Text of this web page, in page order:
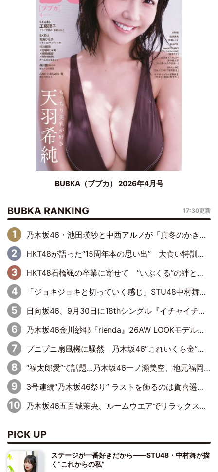
BUBKA（ブブカ） 2026年4月号
BUBKA RANKING 17:30更新
乃木坂46・池田瑛紗と中西アルノが「真冬のかき氷」騒動で火花散らす！ 因縁の裏にあるのは、逆境をともに“凌”ぐ似た者同士の絆
HKT48が語った“15周年本の思い出” 大食い特訓・守護霊企画・制服グラビア…盛りだくさんの裏話
HKT48石橋颯の卒業に寄せて “いぶくる”の絆と後輩・龍頭綺音の決意
「ジョキジョキと切っていく感じ」STU48中村舞、新しい挑戦は自らの手で
日向坂46、9月30日に18thシングル『イチャイチャ虫』の発売決定！ フォーメーションは『日向坂で会いましょう』にて発表
乃木坂46金川紗耶『rienda』26AW LOOKモデルに就任
プニプニ扇風機に騒然 乃木坂46“これいくら金”延長中は今回もわちゃわちゃ全開
“福太郎愛”で話題…乃木坂46一ノ瀬美空、地元福岡『めんべい25周年トップサポーター』に就任
3号連続“乃木坂46祭り” ラストを飾るのは賀喜遥香…5年ぶりの登場に「5年分大人になった私を見ていただけたら」
乃木坂46五百城茉央、ルームウエアでリラックス「今回のグラビアを見て成長を感じていただけるとうれしい」
PICK UP
ステージが一番好きだから――STU48・中村舞が描
く“これからの私”